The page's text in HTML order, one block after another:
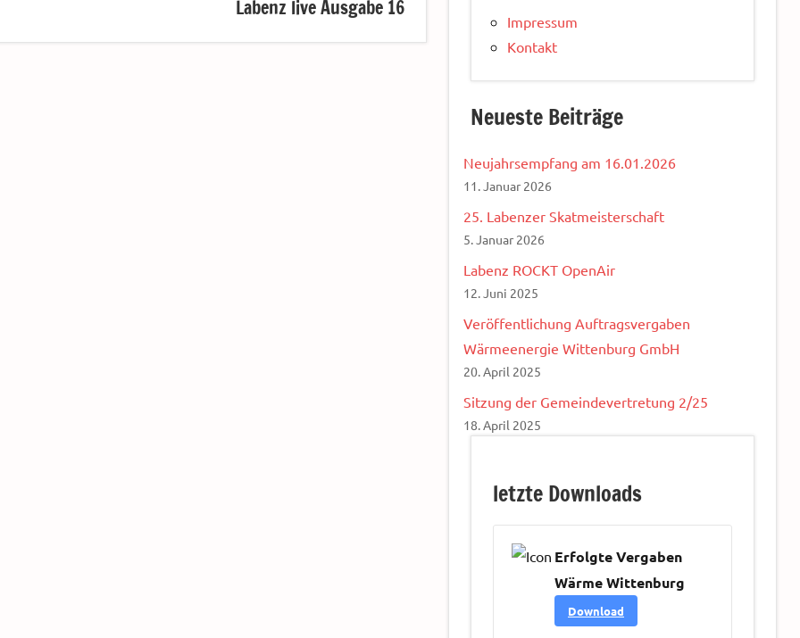
Labenz live Ausgabe 16
Impressum
Kontakt
Neueste Beiträge
Neujahrsempfang am 16.01.2026
11. Januar 2026
25. Labenzer Skatmeisterschaft
5. Januar 2026
Labenz ROCKT OpenAir
12. Juni 2025
Veröffentlichung Auftragsvergaben
Wärmeenergie Wittenburg GmbH
20. April 2025
Sitzung der Gemeindevertretung 2/25
18. April 2025
letzte Downloads
Erfolgte Vergaben
Wärme Wittenburg
Download